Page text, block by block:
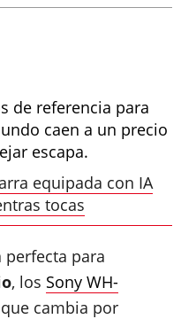
de referencia para
caen a un precio
escapa.
equipada con IA
tocas
perfecta para
, los Sony WH-
cambia por